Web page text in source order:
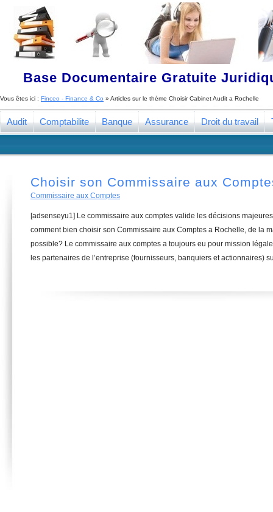
Base Documentaire Gratuite
Vous êtes ici : Finceo - Finance & Co » Articles sur le thème Choisir Cabinet Audit a Rochelle
Audit Comptabilite Banque Assurance Droit du travail
Choisir son Commissaire aux
Commissaire aux Comptes
[adsenseyu1] Le commissaire aux comptes valide les décisions
comment bien choisir son Commissaire aux Comptes a Rochelle, de la
possible? Le commissaire aux comptes a toujours eu pour mission
les partenaires de l’entreprise (fournisseurs, banquiers et actionnaires)